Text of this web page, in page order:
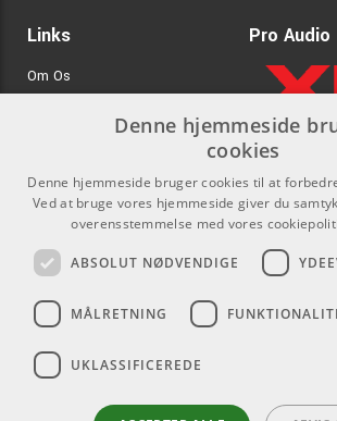
Links
Om Os
GDPR & Cookies
Pro Audio
.
Kontakt
Som privatperson kan du ikke
købe på denne hjemmeside, alt
forhandlere.
info@emnordic.dk
Sociale
Denne hjemmeside
cookies
Denne hjemmeside bruger cookies til at
Ved at bruge vores hjemmeside giver du
overensstemmelse med vores
ABSOLUT NØDVENDIGE
MÅLRETNING
UKLASSIFICEREDE